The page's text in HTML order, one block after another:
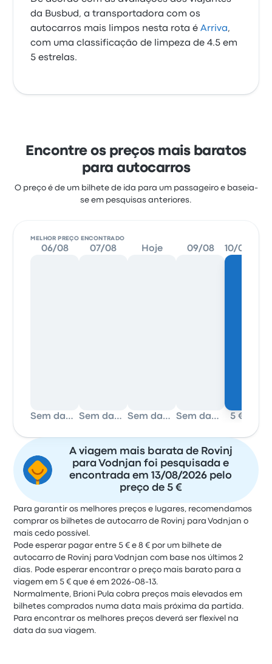
da Busbud, a transportadora com os
autocarros mais limpos nesta rota éArriva,
com uma classificação de limpeza de 4.5 em
5 estrelas.
Encontre os preços mais baratos
para autocarros
O preço é de um bilhete de ida para um passageiro e baseia-
se em pesquisas anteriores.
MELHOR PREÇO ENCONTRADO
06/08
Sem dados
07/08
Sem dados
Hoje
Sem dados
09/08
Sem dados
10/08
5 €
A viagem mais barata de Rovinj
para Vodnjan foi pesquisada e
encontrada em 13/08/2026 pelo
preço de 5 €
Para garantir os melhores preços e lugares, recomendamos
comprar os bilhetes de autocarro de Rovinj para Vodnjan o
mais cedo possível.
Pode esperar pagar entre 5 € e 8 € por um bilhete de
autocarro de Rovinj para Vodnjan com base nos últimos 2
dias. Pode esperar encontrar o preço mais barato para a
viagem em 5 € que é em 2026-08-13.
Normalmente, Brioni Pula cobra preços mais elevados em
bilhetes comprados numa data mais próxima da partida.
Para encontrar os melhores preços deverá ser flexível na
data da sua viagem.